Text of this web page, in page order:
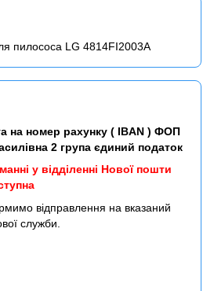
пилососа LG 4814FI2003A
на номер рахунку ( IBAN ) ФОП
2 група єдиний податок
у відділенні Нової пошти
відправлення на вказаний
служби.